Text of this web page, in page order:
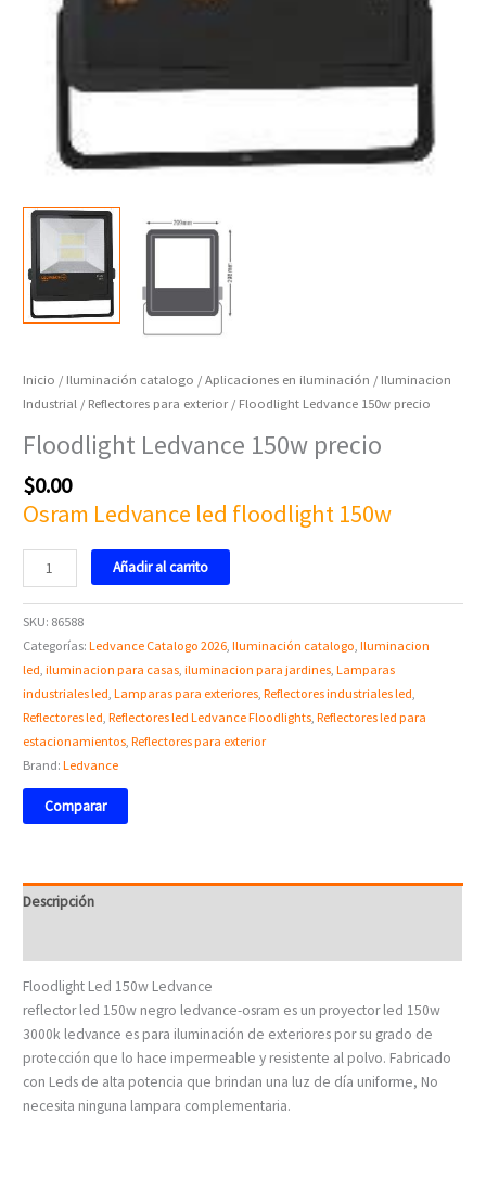
Inicio / Iluminación catalogo /Aplicaciones en iluminación / Iluminacion
Industrial / Reflectores para exterior / Floodlight Ledvance 150w precio
Floodlight Ledvance 150w precio
$0.00
Osram Ledvance led floodlight 150w
Añadir al carrito
SKU: 86588
Categorías:Ledvance Catalogo 2026 ,Iluminación catalogo ,Iluminacion
led ,iluminacion para casas ,iluminacion para jardines ,Lamparas
industriales led ,Lamparas para exteriores ,Reflectores industriales led
Reflectores led ,Reflectores led Ledvance Floodlights ,Reflectores led para
estacionamientos ,Reflectores para exterior
Brand:Ledvance
Comparar
Descripción
Floodlight Led 150w Ledvance
reflector led 150w negro ledvance-osram es un proyector led 150w
3000k ledvance es para iluminación de exteriores por su grado de
protección que lo hace impermeable y resistente al polvo. Fabricado
con Leds de alta potencia que brindan una luz de día uniforme, No
necesita ninguna lampara complementaria.